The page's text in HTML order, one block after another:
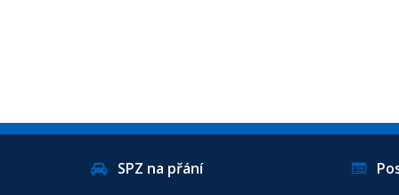
SPZ na přání